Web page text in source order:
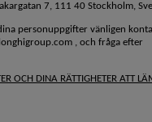
7, 111 40 Stockholm,
personuppgifter vänligen
, och fråga efter
OCH DINA RÄTTIGHETER ATT